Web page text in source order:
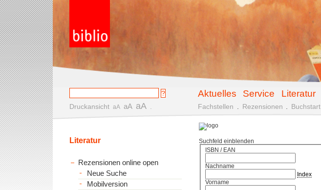
Aktuelles Service Literatur
Druckansicht aA aA aA Fachstellen Rezensionen Buchstart
Suchfeld einblenden
ISBN / EAN
Nachname
Index
Vorname
Literatur
Rezensionen online open
Neue Suche
Mobilversion